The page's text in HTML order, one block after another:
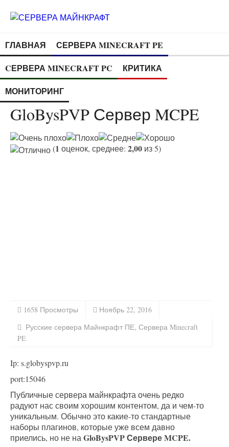
ГЛАВНАЯ
СЕРВЕРА MINECRAFT PE
CЕРВЕРА MINECRAFT PC
КРИТИКА
МОНИТОРИНГ
GloBysPVP Сервер MCPE
(1 оценок, среднее: 2,00 из 5)
1658 Просмотры
Ноябрь 22, 2016
Русские сервера Майнкрафт ПЕ, Сервера Minecraft
PE
Ip: s.globyspvp.ru
port:15046
Публичные сервера майнкрафта очень редко
радуют нас своим хорошим контентом, да и чем-то
уникальным. Обычно это какие-то стандартные
наборы плагинов, которые уже всем давно
приелись, но не на GloBysPVP Сервере MCPE.